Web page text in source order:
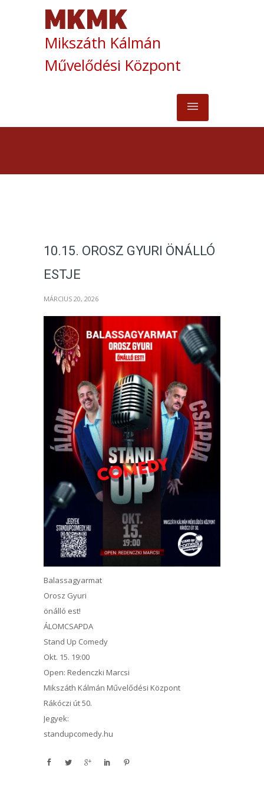
Mikszáth Kálmán
Művelődési Központ
10.15. OROSZ GYURI ÖNÁLLÓ
ESTJE
MÁRCIUS 20, 2026
Balassagyarmat
Orosz Gyuri
önálló est!
ÁLOMCSAPDA
Stand Up Comedy
Okt. 15. 19:00
Open: Redenczki Marcsi
Mikszáth Kálmán Művelődési Központ
Rákóczi út 50.
Jegyek:
standupcomedy.hu